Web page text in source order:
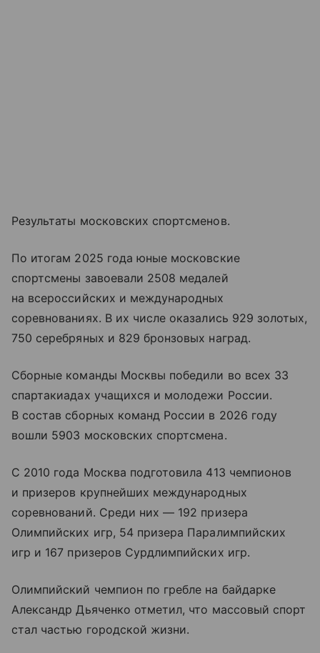
Результаты московских спортсменов.
По итогам 2025 года юные московские
спортсмены завоевали 2508 медалей
на всероссийских и международных
соревнованиях. В их числе оказались 929 золотых,
750 серебряных и 829 бронзовых наград.
Сборные команды Москвы победили во всех 33
спартакиадах учащихся и молодежи России.
В состав сборных команд России в 2026 году
вошли 5903 московских спортсмена.
С 2010 года Москва подготовила 413 чемпионов
и призеров крупнейших международных
соревнований. Среди них — 192 призера
Олимпийских игр, 54 призера Паралимпийских
игр и 167 призеров Сурдлимпийских игр.
Олимпийский чемпион по гребле на байдарке
Александр Дьяченко отметил, что массовый спорт
стал частью городской жизни.